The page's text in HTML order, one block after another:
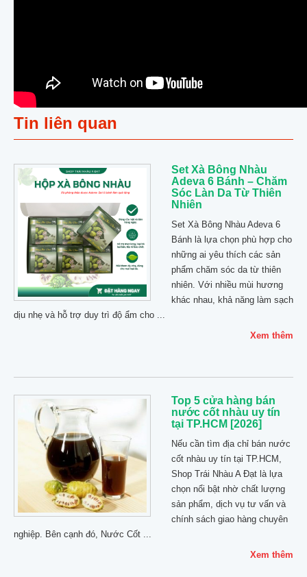
Tin liên quan
Set Xà Bông Nhàu
Adeva 6 Bánh – Chăm
Sóc Làn Da Từ Thiên
Nhiên
Set Xà Bông Nhàu Adeva 6
Bánh là lựa chọn phù hợp cho
những ai yêu thích các sản
phẩm chăm sóc da từ thiên
nhiên. Với nhiều mùi hương
khác nhau, khả năng làm sạch
dịu nhẹ và hỗ trợ duy trì độ ẩm cho ...
Xem thêm
Top 5 cửa hàng bán
nước cốt nhàu uy tín
tại TP.HCM [2026]
Nếu cần tìm địa chỉ bán nước
cốt nhàu uy tín tại TP.HCM,
Shop Trái Nhàu A Đạt là lựa
chọn nổi bật nhờ chất lượng
sản phẩm, dịch vụ tư vấn và
chính sách giao hàng chuyên
nghiệp. Bên cạnh đó, Nước Cốt ...
Xem thêm